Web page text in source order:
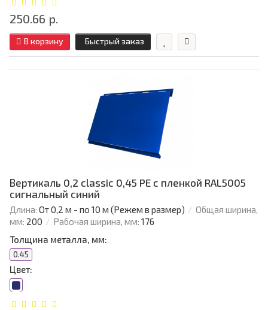
250.66 р.
В корзину Быстрый заказ
Вертикаль 0,2 classic 0,45 PE с пленкой RAL5005
сигнальный синий
Длина: От 0,2 м - по 10 м (Режем в размер)
Общая ширина,
мм: 200 Рабочая ширина, мм: 176
Толщина металла, мм:
0.45
Цвет: